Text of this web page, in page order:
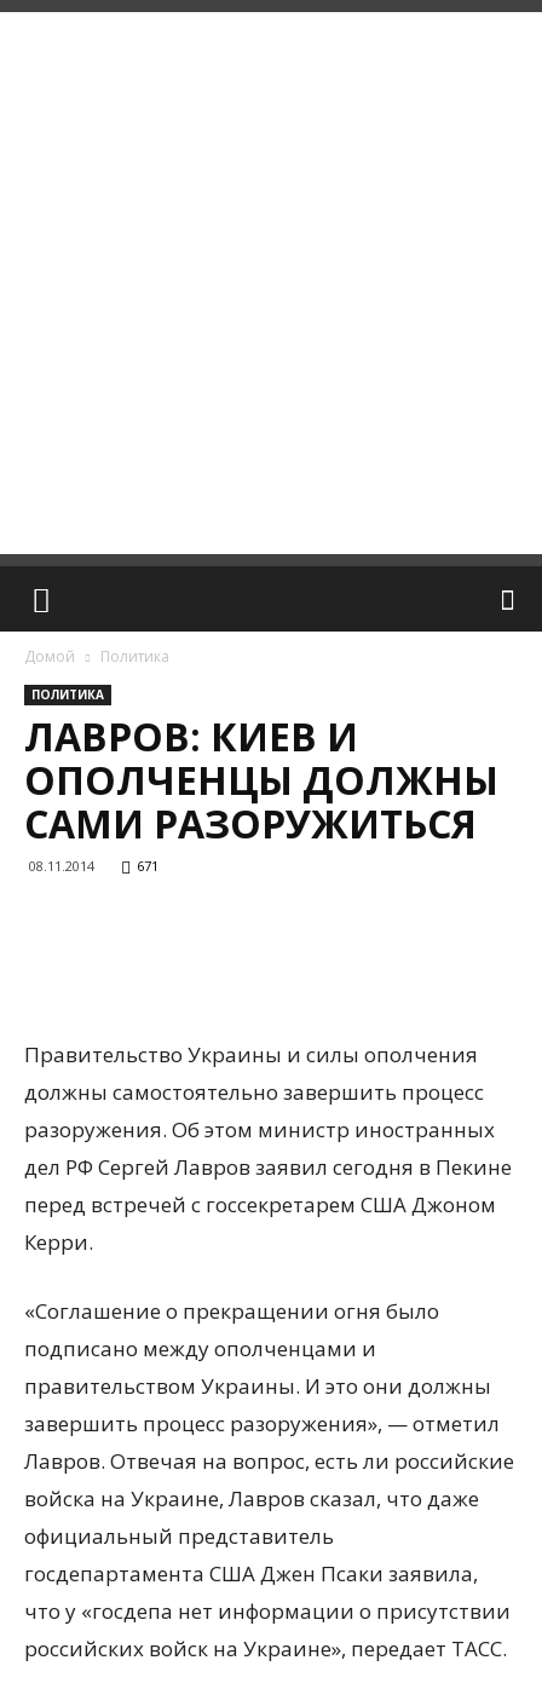
Домой Политика
ПОЛИТИКА
ЛАВРОВ: КИЕВ И
ОПОЛЧЕНЦЫ ДОЛЖНЫ
САМИ РАЗОРУЖИТЬСЯ
08.11.2014 671
Правительство Украины и силы ополчения
должны самостоятельно завершить процесс
разоружения. Об этом министр иностранных
дел РФ Сергей Лавров заявил сегодня в Пекине
перед встречей с госсекретарем США Джоном
Керри.
«Соглашение о прекращении огня было
подписано междуополченцами и
правительством Украины. И это они должны
завершить процесс разоружения», — отметил
Лавров. Отвечая на вопрос, есть ли российские
войска на Украине, Лавров сказал, что даже
официальный представитель
госдепартамента США Джен Псаки заявила,
что у «госдепа нет информации о присутствии
российских войск на Украине», передает ТАСС.